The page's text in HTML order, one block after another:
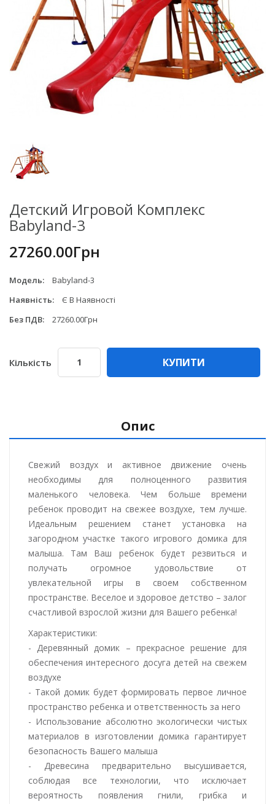
Детский Игровой Комплекс
Babyland-3
27260.00Грн
Модель:
Babyland-3
Наявність:
Є В Наявності
Без ПДВ:
27260.00Грн
Кількість КУПИТИ
Опис
Свежий воздух и активное движение очень
необходимы для полноценного развития
маленького человека. Чем больше времени
ребенок проводит на свежее воздухе, тем лучше.
Идеальным решением станет установка на
загородном участке такого игрового домика для
малыша. Там Ваш ребенок будет резвиться и
получать огромное удовольствие от
увлекательной игры в своем собственном
пространстве. Веселое и здоровое детство – залог
счастливой взрослой жизни для Вашего ребенка!
Характеристики:
- Деревянный домик – прекрасное решение для
обеспечения интересного досуга детей на свежем
воздухе
- Такой домик будет формировать первое личное
пространство ребенка и ответственность за него
- Использование абсолютно экологически чистых
материалов в изготовлении домика гарантирует
безопасность Вашего малыша
- Древесина предварительно высушивается,
соблюдая все технологии, что исключает
вероятность появления гнили, грибка и